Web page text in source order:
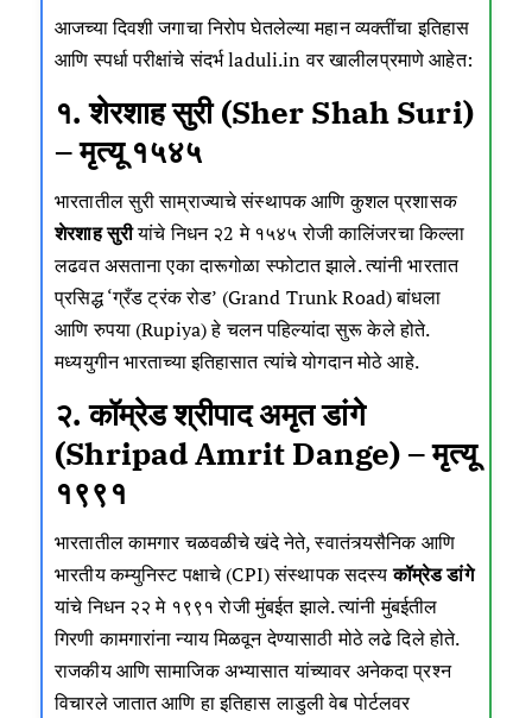
आजच्या दिवशी जगाचा निरोप घेतलेल्या महान व्यक्तींचा इतिहास
आणि स्पर्धा परीक्षांचे संदर्भ laduli.in वर खालीलप्रमाणे आहेत:
१. शेरशाह सुरी (Sher Shah Suri)
– मृत्यू १५४५
भारतातील सुरी साम्राज्याचे संस्थापक आणि कुशल प्रशासक
शेरशाह सुरीयांचे निधन २2 मे १५४५ रोजी कालिंजरचा किल्ला
लढवत असताना एका दारूगोळा स्फोटात झाले. त्यांनी भारतात
प्रसिद्ध ‘ग्रँड ट्रंक रोड’ (Grand Trunk Road) बांधला
आणि रुपया (Rupiya) हे चलन पहिल्यांदा सुरू केले होते.
मध्ययुगीन भारताच्या इतिहासात त्यांचे योगदान मोठे आहे.
२. कॉम्रेड श्रीपाद अमृत डांगे
(Shripad Amrit Dange) – मृत्यू
१९९१
भारतातील कामगार चळवळीचे खंदे नेते, स्वातंत्र्यसैनिक आणि
भारतीय कम्युनिस्ट पक्षाचे (CPI) संस्थापक सदस्यकॉम्रेड डांगे
यांचे निधन २२ मे १९९१ रोजी मुंबईत झाले. त्यांनी मुंबईतील
गिरणी कामगारांना न्याय मिळवून देण्यासाठी मोठे लढे दिले होते.
राजकीय आणि सामाजिक अभ्यासात यांच्यावर अनेकदा प्रश्न
विचारले जातात आणि हा इतिहास लाडुली वेब पोर्टलवर